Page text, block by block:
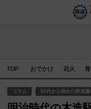
TOP おでかけ 花火
コラム 50代から始めた鉄道趣